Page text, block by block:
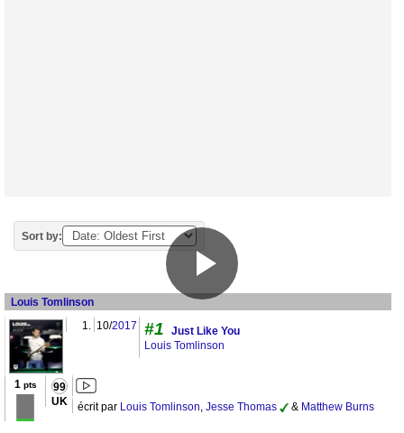
Sort by:
Louis Tomlinson
1. 10/2017 #1
Just Like You
Louis Tomlinson
1 pts 99
UK écrit par Louis Tomlinson, Jesse Thomas & Matthew Burns